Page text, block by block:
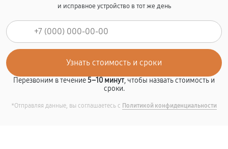
и исправное устройство в тот же день
Перезвоним в течение5–10 минут, чтобы назвать стоимость и
сроки.
*Отправляя данные, вы соглашаетесь с Политикой конфиденциальности